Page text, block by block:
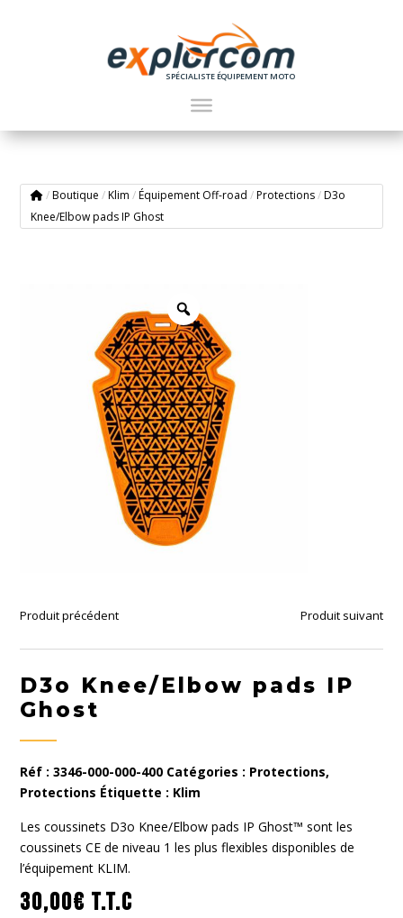
SPÉCIALISTE ÉQUIPEMENT MOTO
/ Boutique / Klim / Équipement Off-road / Protections / D3o
Knee/Elbow pads IP Ghost
Produit précédent Produit suivant
D3o Knee/Elbow pads IP
Ghost
Réf :3346-000-000-400 Catégories : Protections,
Protections Étiquette : Klim
Les coussinets D3o Knee/Elbow pads IP Ghost™ sont les
coussinets CE de niveau 1 les plus flexibles disponibles de
l’équipement KLIM.
30,00€ T.T.C